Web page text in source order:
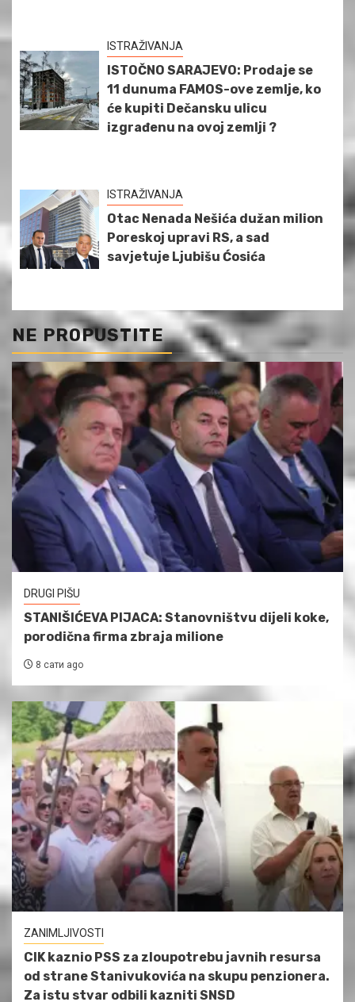
ISTRAŽIVANJA
ISTOČNO SARAJEVO: Prodaje se
11 dunuma FAMOS-ove zemlje, ko
će kupiti Dečansku ulicu
izgrađenu na ovoj zemlji ?
ISTRAŽIVANJA
Otac Nenada Nešića dužan milion
Poreskoj upravi RS, a sad
savjetuje Ljubišu Ćosića
NE PROPUSTITE
DRUGI PIŠU
STANIŠIĆEVA PIJACA: Stanovništvu dijeli koke,
porodična firma zbraja milione
8 сати ago
ZANIMLJIVOSTI
CIK kaznio PSS za zloupotrebu javnih resursa
od strane Stanivukovića na skupu penzionera.
Za istu stvar odbili kazniti SNSD